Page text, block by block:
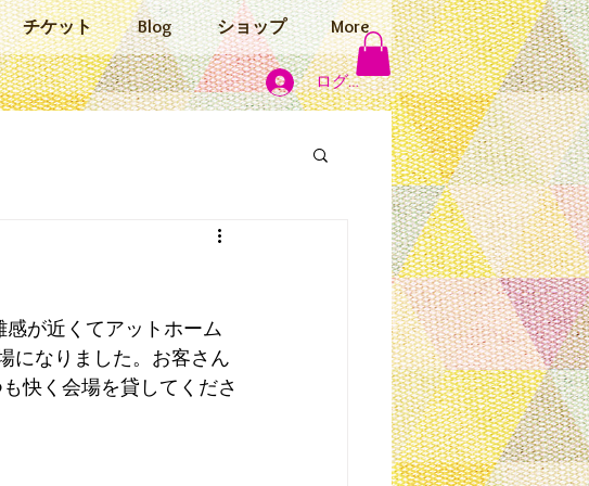
チケット Blog ショップ More
ログイン
が近くてアットホーム
になりました。お客さん
快く会場を貸してくださ